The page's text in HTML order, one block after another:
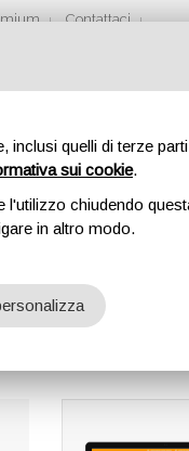
Contattaci
inclusi quelli di terze
sui cookie.
l'utilizzo chiudendo
in altro modo.